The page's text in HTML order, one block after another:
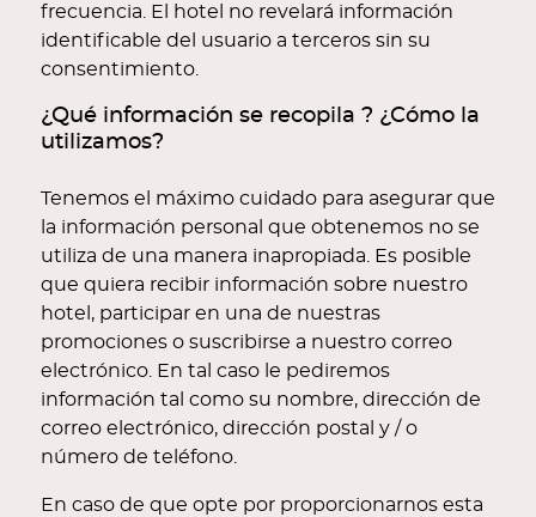
frecuencia. El hotel no revelará información
identificable del usuario a terceros sin su
consentimiento.
¿Qué información se recopila ? ¿Cómo la
utilizamos?
Tenemos el máximo cuidado para asegurar que
la información personal que obtenemos no se
utiliza de una manera inapropiada. Es posible
que quiera recibir información sobre nuestro
hotel, participar en una de nuestras
promociones o suscribirse a nuestro correo
electrónico. En tal caso le pediremos
información tal como su nombre, dirección de
correo electrónico, dirección postal y / o
número de teléfono.
En caso de que opte por proporcionarnos esta